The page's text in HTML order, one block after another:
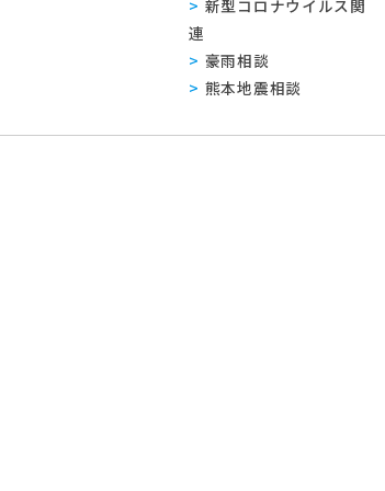
新型コロナウイルス関
連
豪雨相談
熊本地震相談